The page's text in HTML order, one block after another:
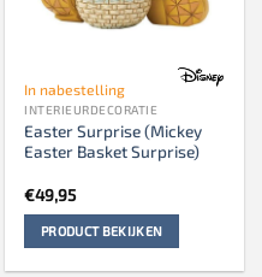
In nabestelling
INTERIEURDECORATIE
Easter Surprise (Mickey
Easter Basket Surprise)
€49,95
PRODUCT BEKIJKEN